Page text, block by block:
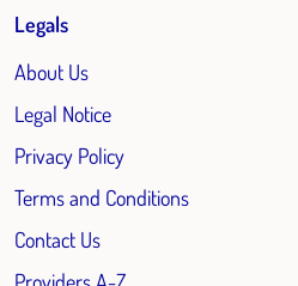
Legals
About Us
Legal Notice
Privacy Policy
Terms and Conditions
Contact Us